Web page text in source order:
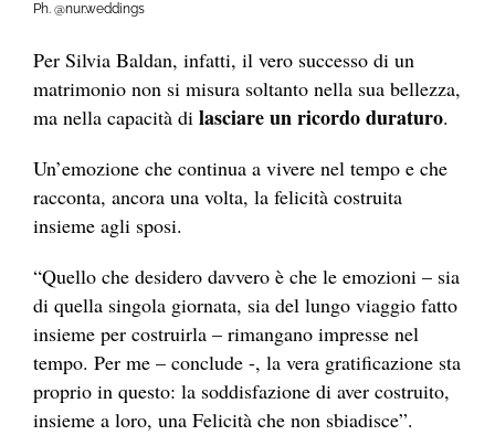
Ph. @nur.weddings
Per Silvia Baldan, infatti, il vero successo di un
matrimonio non si misura soltanto nella sua bellezza,
ma nella capacità di lasciare un ricordo duraturo.
Un’emozione che continua a vivere nel tempo e che
racconta, ancora una volta, la felicità costruita
insieme agli sposi.
“Quello che desidero davvero è che le emozioni – sia
di quella singola giornata, sia del lungo viaggio fatto
insieme per costruirla – rimangano impresse nel
tempo. Per me – conclude -, la vera gratificazione sta
proprio in questo: la soddisfazione di aver costruito,
insieme a loro, una Felicità che non sbiadisce”.